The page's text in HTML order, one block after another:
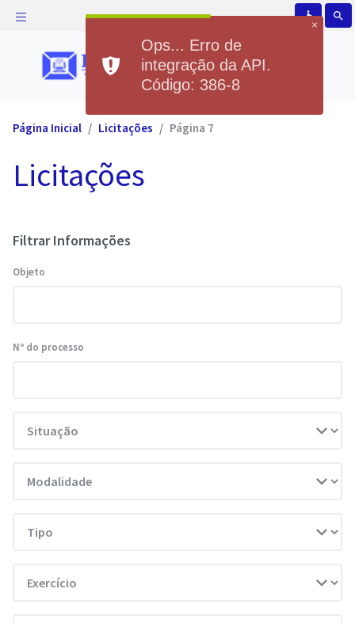
accessible search
Página Inicial Licitações Página 7
Licitações
Filtrar Informações
Objeto
Nº do processo
×
Ops... Erro de
integração da API.
Código: 386-8